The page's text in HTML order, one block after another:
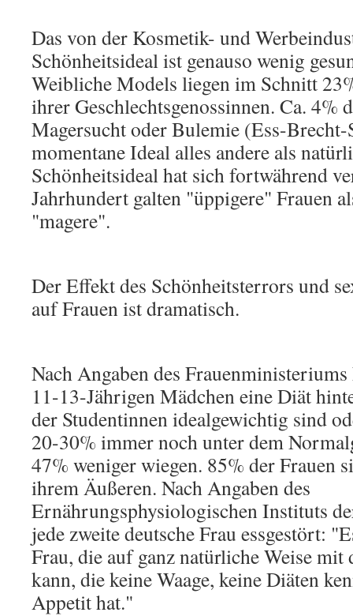
Das von der Kosmetik- und
Schönheitsideal ist genauso wenig
Weibliche Models liegen im Schnitt
ihrer Geschlechtsgenossinnen. Ca. 4%
Magersucht oder Bulemie (Ess-
momentane Ideal alles andere als
Schönheitsideal hat sich fortwährend
Jahrhundert galten "üppigere" Frauen
"magere".
Der Effekt des Schönheitsterrors und
auf Frauen ist dramatisch.
Nach Angaben des
11-13-Jährigen Mädchen eine Diät
der Studentinnen idealgewichtig sind
20-30% immer noch unter dem
47% weniger wiegen. 85% der Frauen
ihrem Äußeren. Nach Angaben des
Ernährungsphysiologischen Instituts
jede zweite deutsche Frau essgestört:
Frau, die auf ganz natürliche Weise mit
kann, die keine Waage, keine Diäten
Appetit hat."